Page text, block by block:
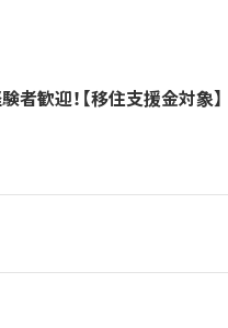
歓迎！【移住支援金対象】